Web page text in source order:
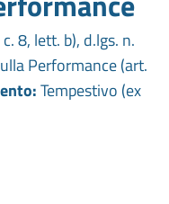
8, lett. b), d.lgs. n.
Performance (art.
Tempestivo (ex